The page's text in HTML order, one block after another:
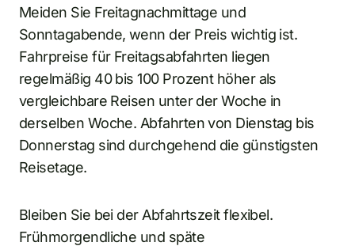
Meiden Sie Freitagnachmittage und
Sonntagabende, wenn der Preis wichtig ist.
Fahrpreise für Freitagsabfahrten liegen
regelmäßig 40 bis 100 Prozent höher als
vergleichbare Reisen unter der Woche in
derselben Woche. Abfahrten von Dienstag bis
Donnerstag sind durchgehend die günstigsten
Reisetage.
Bleiben Sie bei der Abfahrtszeit flexibel.
Frühmorgendliche und späte